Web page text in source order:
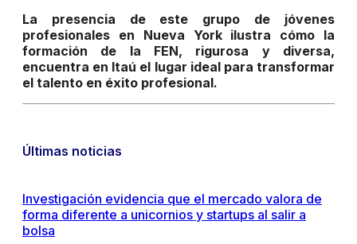
La presencia de este grupo de jóvenes
profesionales en Nueva York ilustra cómo la
formación de la FEN, rigurosa y diversa,
encuentra en Itaú el lugar ideal para transformar
el talento en éxito profesional.
Últimas noticias
Investigación evidencia que el mercado valora de
forma diferente a unicornios y startups al salir a
bolsa